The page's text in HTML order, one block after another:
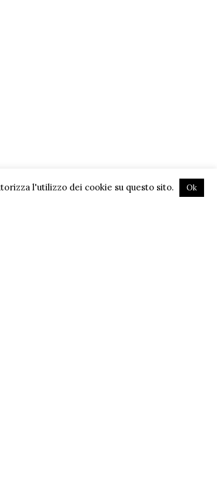
l'utilizzo dei cookie su questo sito. Ok